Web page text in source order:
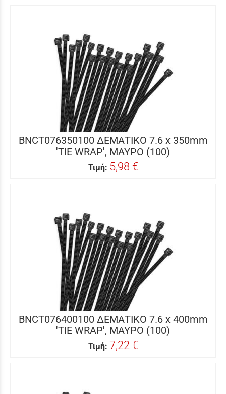
BNCT076350100 ΔΕΜΑΤΙΚΟ 7.6 x 350mm
'TIE WRAP', ΜΑΥΡΟ (100)
Τιμή: 5,98 €
BNCT076400100 ΔΕΜΑΤΙΚΟ 7.6 x 400mm
'TIE WRAP', ΜΑΥΡΟ (100)
Τιμή: 7,22 €